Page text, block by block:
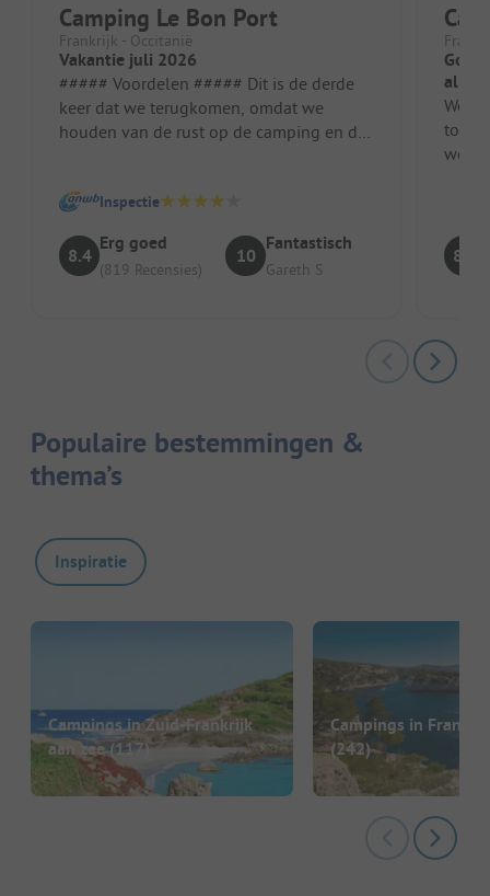
Camping Le Bon Port
Frankrijk - Occitanië
Vakantie juli 2026
##### Voordelen ##### Dit is de derde
keer dat we terugkomen, omdat we
houden van de rust op de camping en de
Inspectie
8.4
Erg goed
(819 Recensies)
10
Fantastisch
Gareth S
alles
We
werd
8.5
Populaire bestemmingen &
thema’s
Inspiratie
Campings in Zuid-Frankrijk
aan zee(117)
Campings in
(242)